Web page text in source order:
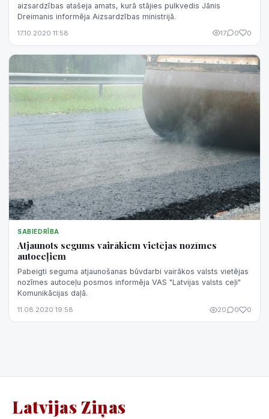
aizsardzības atašeja amats, kurā stājies pulkvedis Jānis
Dreimanis informēja Aizsardzības ministrijā.
17.10.2020 11:58 17 0 0
SABIEDRĪBA
Atjaunots segums vairākiem vietējas nozīmes
autoceļiem
Pabeigti seguma atjaunošanas būvdarbi vairākos valsts vietējas
nozīmes autoceļu posmos informēja VAS "Latvijas valsts ceļi"
Komunikācijas daļā.
11.08.2020 19:58 20 0 0
Latvijas Ziņas